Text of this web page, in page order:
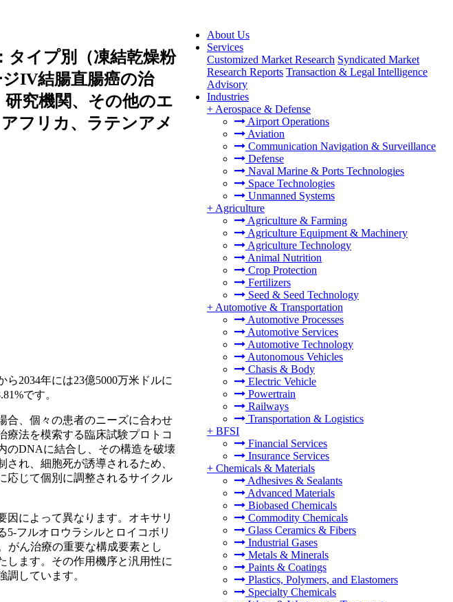
About Us
Services
Customized Market Research Syndicated Market
Research Reports Transaction & Legal Intelligence
Advisory
Industries
+ Aerospace & Defense
Airport Operations
Aviation
Communication Navigation & Surveillance
Defense
Naval Marine & Ports Technologies
Space Technologies
Unmanned Systems
+ Agriculture
Agriculture & Farming
Agriculture Equipment & Machinery
Agriculture Technology
Animal Nutrition
Crop Protection
Fertilizers
Seed & Seed Technology
+ Automotive & Transportation
Automotive Processes
Automotive Services
Automotive Technology
Autonomous Vehicles
Chasis & Body
Electric Vehicle
Powertrain
Railways
Transportation & Logistics
+ BFSI
Financial Services
Insurance Services
+ Chemicals & Materials
Adhesives & Sealants
Advanced Materials
Biobased Chemicals
Commodity Chemicals
Glass Ceramics & Fibers
Industrial Gases
Metals & Minerals
Paints & Coatings
Plastics, Polymers, and Elastomers
Specialty Chemicals
タイプ別（凍結乾燥粉
IV結腸直腸癌の治
究機関、その他のエ
フリカ、ラテンアメ
2034年には23億5000万米ドルに
です。
合、個々の患者のニーズに合わせ
療法を模索する臨床試験プロトコ
のDNAに結合し、その構造を破壊
れ、細胞死が誘導されるため、
応じて個別に調整されるサイクル
によって異なります。オキサリ
フルオロウラシルとロイコボリ
がん治療の重要な構成要素とし
します。その作用機序と汎用性に
しています。